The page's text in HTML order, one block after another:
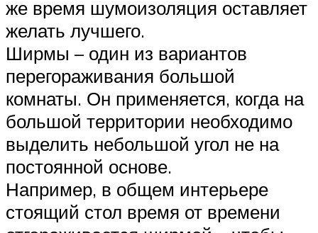
же время шумоизоляция оставляет
желать лучшего.
Ширмы – один из вариантов
перегораживания большой
комнаты. Он применяется, когда на
большой территории необходимо
выделить небольшой угол не на
постоянной основе.
Например, в общем интерьере
стоящий стол время от времени